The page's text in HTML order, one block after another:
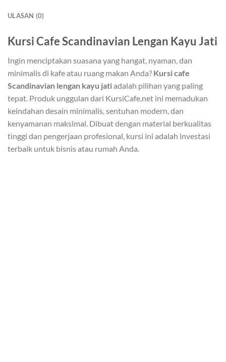
ULASAN (0)
Kursi Cafe Scandinavian Lengan Kayu Jati
Ingin menciptakan suasana yang hangat, nyaman, dan
minimalis di kafe atau ruang makan Anda? Kursi cafe
Scandinavian lengan kayu jatiadalah pilihan yang paling
tepat. Produk unggulan dari KursiCafe.net ini memadukan
keindahan desain minimalis, sentuhan modern, dan
kenyamanan maksimal. Dibuat dengan material berkualitas
tinggi dan pengerjaan profesional, kursi ini adalah investasi
terbaik untuk bisnis atau rumah Anda.